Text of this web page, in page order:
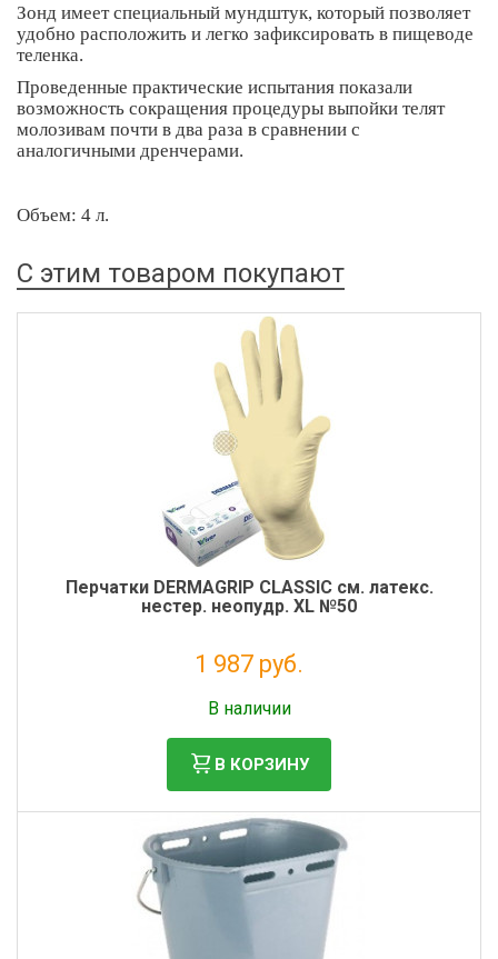
Зонд имеет специальный мундштук, который позволяет
удобно расположить и легко зафиксировать в пищеводе
теленка.
Проведенные практические испытания показали
возможность сокращения процедуры выпойки телят
молозивам почти в два раза в сравнении с
аналогичными дренчерами.
Объем: 4 л.
С этим товаром покупают
Перчатки DERMAGRIP CLASSIС см. латекс.
нестер. неопудр. XL №50
1 987 руб.
В наличии
В КОРЗИНУ